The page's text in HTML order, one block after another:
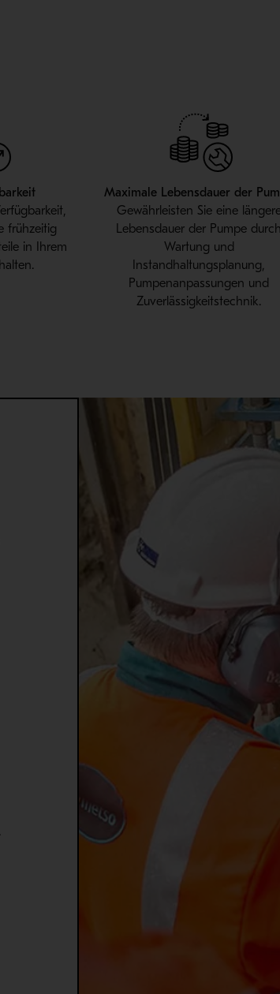
frühzeitig
in Ihrem
Maximale Lebensdauer der
Gewährleisten Sie eine
Lebensdauer der Pumpe durch
Wartung und
Instandhaltungsplanung,
Pumpenanpassungen und
Zuverlässigkeitstechnik.